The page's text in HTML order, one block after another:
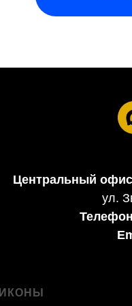
Центральный
ул.
Телефон
ИКОНЫ